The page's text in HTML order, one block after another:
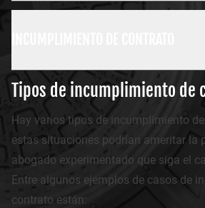
Tipos de incumplimiento de
Hay varios tipos de incumplimiento
estas situaciones podrían ameritar la
abogado experimentado que siga el
Entre algunos ejemplos de casos de
contrato están: